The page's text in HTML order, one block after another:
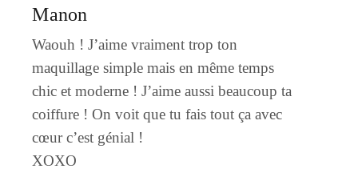
Manon
Waouh ! J’aime vraiment trop ton
maquillage simple mais en même temps
chic et moderne ! J’aime aussi beaucoup ta
coiffure ! On voit que tu fais tout ça avec
cœur c’est génial !
XOXO